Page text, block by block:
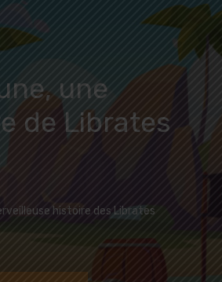
une
de Librates
histoire des Librates